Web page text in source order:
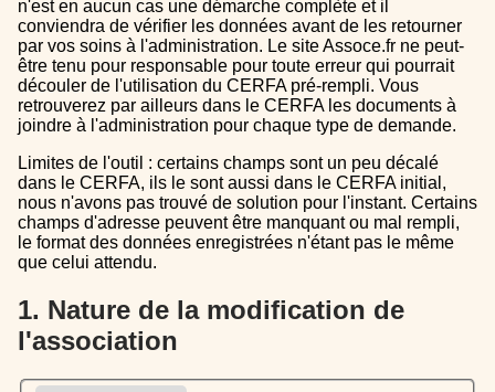
n'est en aucun cas une démarche complète et il
conviendra de vérifier les données avant de les retourner
par vos soins à l'administration. Le site Assoce.fr ne peut-
être tenu pour responsable pour toute erreur qui pourrait
découler de l'utilisation du CERFA pré-rempli. Vous
retrouverez par ailleurs dans le CERFA les documents à
joindre à l'administration pour chaque type de demande.
Limites de l'outil : certains champs sont un peu décalé
dans le CERFA, ils le sont aussi dans le CERFA initial,
nous n'avons pas trouvé de solution pour l'instant. Certains
champs d'adresse peuvent être manquant ou mal rempli,
le format des données enregistrées n'étant pas le même
que celui attendu.
1. Nature de la modification de
l'association